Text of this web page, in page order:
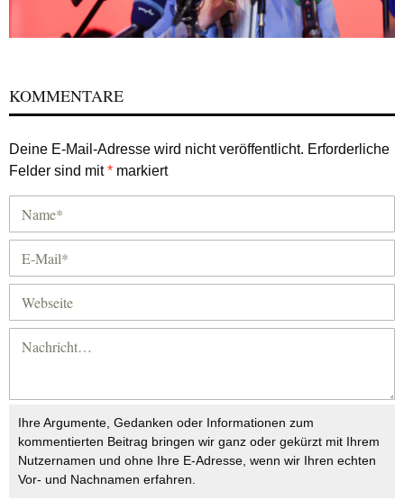
KOMMENTARE
Deine E-Mail-Adresse wird nicht veröffentlicht. Erforderliche
Felder sind mit* markiert
Ihre Argumente, Gedanken oder Informationen zum
kommentierten Beitrag bringen wir ganz oder gekürzt mit Ihrem
Nutzernamen und ohne Ihre E-Adresse, wenn wir Ihren echten
Vor- und Nachnamen erfahren.